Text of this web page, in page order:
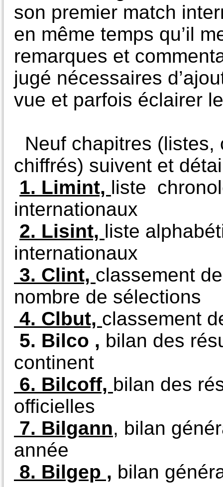
son premier match
en même temps qu’il
remarques et
jugé nécessaires
vue et parfois éclairer
Neuf chapitres (listes,
chiffrés) suivent et
1. Limint, liste
internationaux
2. Lisint, liste
internationaux
3. Clint, classement
nombre de sélections
4. Clbut, classement
5. Bilco , bilan des
continent
6. Bilcoff, bilan des
officielles
7. Bilgann, bilan
année
8. Bilgep , bilan